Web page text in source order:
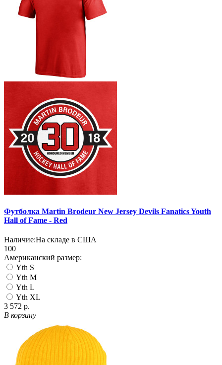
Футболка Martin Brodeur New Jersey Devils Fanatics Youth
Hall of Fame - Red
Наличие:На складе в США
100
Американский размер:
Yth S
Yth M
Yth L
Yth XL
3 572 р.
В корзину